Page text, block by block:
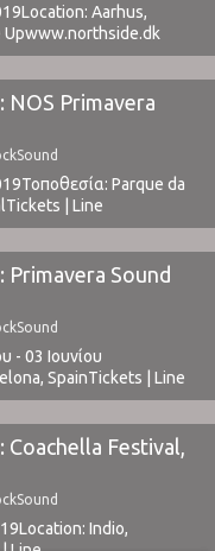
Aarhus,
NOS Primavera
Parque da
| Line
ClockSound @
Day 1 (link) | Day 2
@ NOS Primavera
(link) *cover photo
Primavera Sound
- 03 Ιουνίου
SpainTickets | Line
ClockSound at
Day 2 | Day 3ClockSound
1 | Part 2ClockSound at
Part 2ClockSound at
Part 2 | Part 3
Coachella Festival,
Indio,